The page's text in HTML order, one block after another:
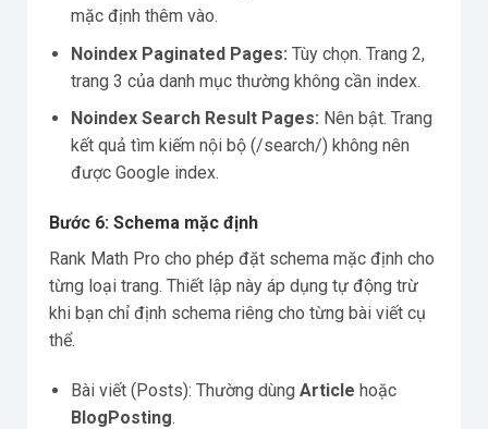
mặc định thêm vào.
Noindex Paginated Pages: Tùy chọn. Trang 2,
trang 3 của danh mục thường không cần index.
Noindex Search Result Pages: Nên bật. Trang
kết quả tìm kiếm nội bộ (/search/) không nên
được Google index.
Bước 6: Schema mặc định
Rank Math Pro cho phép đặt schema mặc định cho
từng loại trang. Thiết lập này áp dụng tự động trừ
khi bạn chỉ định schema riêng cho từng bài viết cụ
thể.
Bài viết (Posts): Thường dùng Article hoặc
BlogPosting.